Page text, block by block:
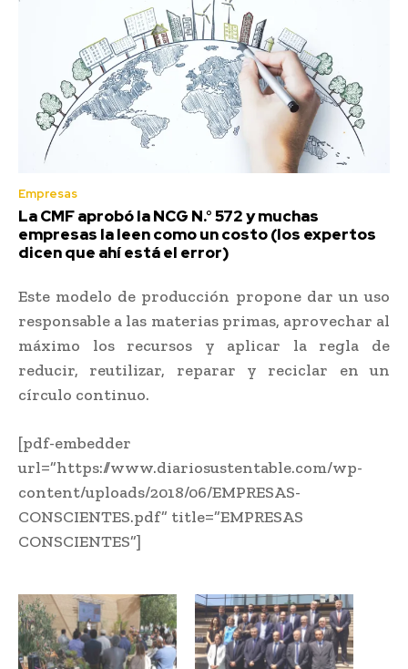
Empresas
La CMF aprobó la NCG N.° 572 y muchas
empresas la leen como un costo (los expertos
dicen que ahí está el error)
Este modelo de producción propone dar un uso
responsable a las materias primas, aprovechar al
máximo los recursos y aplicar la regla de
reducir, reutilizar, reparar y reciclar en un
círculo continuo.
[pdf-embedder
url=”https://www.diariosustentable.com/wp-
content/uploads/2018/06/EMPRESAS-
CONSCIENTES.pdf” title=”EMPRESAS
CONSCIENTES”]